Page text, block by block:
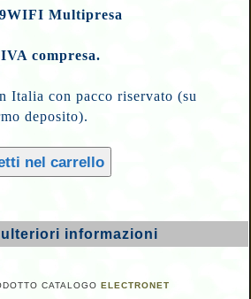
Multipresa
compresa.
Italia con pacco riservato (su
deposito).
informazioni
CATALOGOELECTRONET